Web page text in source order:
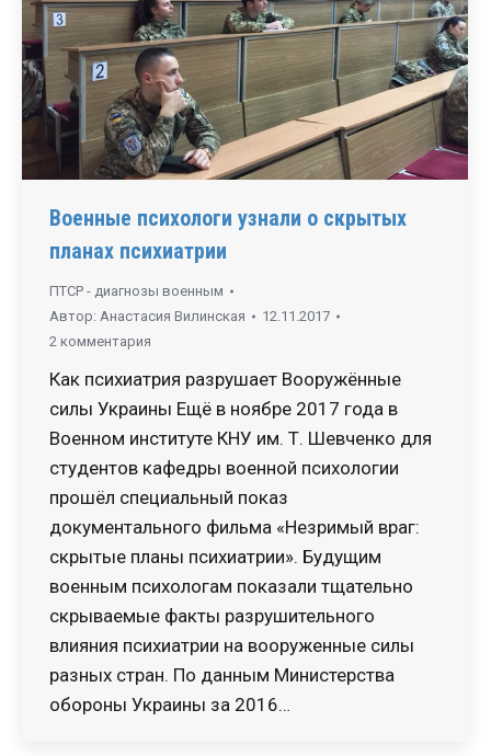
Военные психологи узнали о скрытых
планах психиатрии
ПТСР - диагнозы военным
Автор: Анастасия Вилинская
12.11.2017
2 комментария
Как психиатрия разрушает Вооружённые
силы Украины Ещё в ноябре 2017 года в
Военном институте КНУ им. Т. Шевченко для
студентов кафедры военной психологии
прошёл специальный показ
документального фильма «Незримый враг:
скрытые планы психиатрии». Будущим
военным психологам показали тщательно
скрываемые факты разрушительного
влияния психиатрии на вооруженные силы
разных стран. По данным Министерства
обороны Украины за 2016…